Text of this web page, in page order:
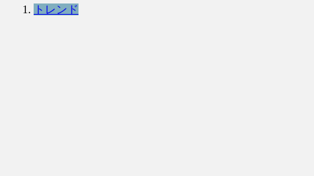
トレンド